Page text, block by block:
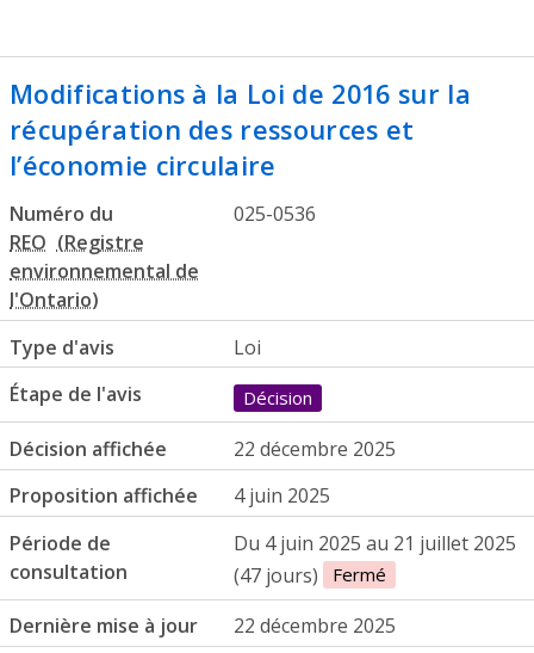
Modifications à la Loi de 2016 sur la
récupération des ressources et
l’économie circulaire
Numéro du
REO
025-0536
Type d'avis
Loi
Étape de l'avis
Décision
Décision affichée
22 décembre 2025
Proposition affichée
4 juin 2025
Période de
consultation
Du 4 juin 2025 au 21 juillet 2025
(47 jours)
Fermé
Dernière mise à jour
22 décembre 2025